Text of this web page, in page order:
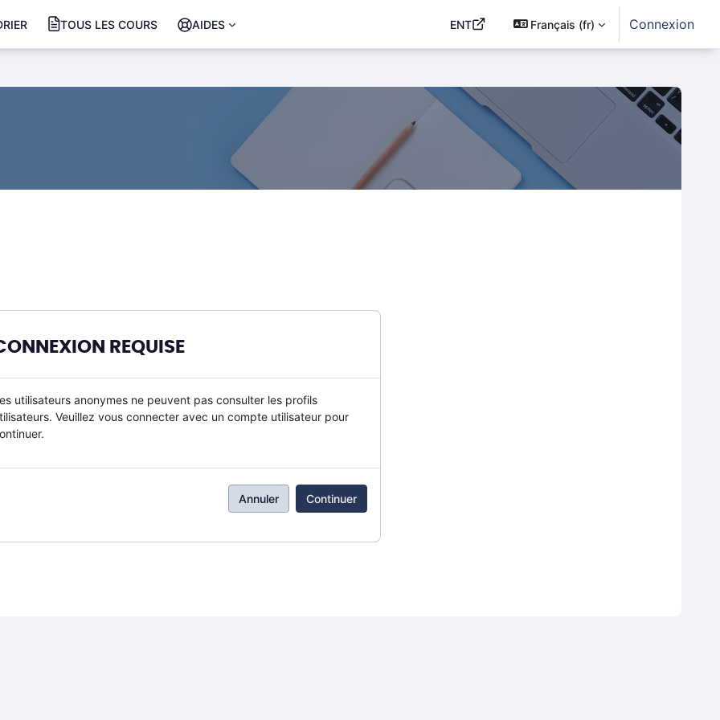
TOUS LES COURS AIDES ENT Français ‎(fr)‎ Connexion
REQUISE
utilisateurs anonymes ne peuvent pas consulter les profils
Veuillez vous connecter avec un compte utilisateur pour
Annuler Continuer